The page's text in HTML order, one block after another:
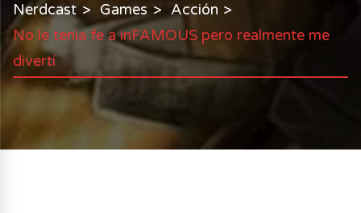
Nerdcast Games
Acción
No le tenía fe a inFAMOUS pero realmente me
divertí